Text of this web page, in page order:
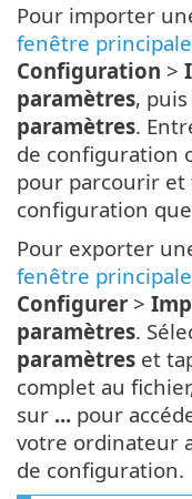
Pour importer
fenêtre
Configuration >
paramètres,
paramètres.
de configuration
pour parcourir
configuration
Pour exporter
fenêtre
Configurer >
paramètres.
paramètres et
complet au
sur ... pour
votre ordinateur
de configuration.